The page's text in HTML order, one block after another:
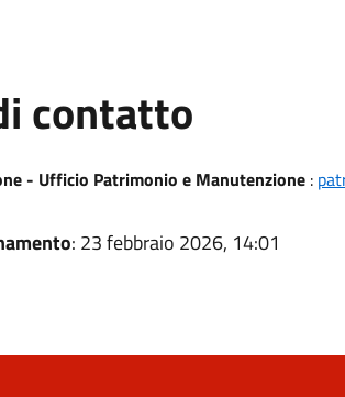
contatto
- Ufficio Patrimonio e Manutenzione:
: 23 febbraio 2026, 14:01